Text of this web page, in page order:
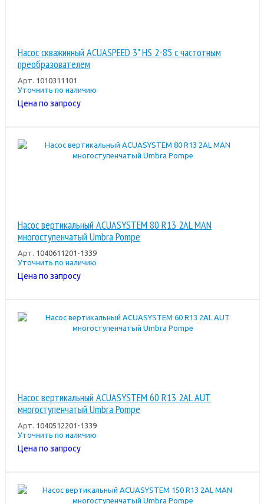
Насос скважинный ACUASPEED 3" HS 2-85 с частотным
преобразователем
Арт. 1010311101
Уточнить по наличию
Цена по запросу
Насос вертикальный ACUASYSTEM 80 R13 2AL MAN
многоступенчатый Umbra Pompe
Арт. 1040611201-1339
Уточнить по наличию
Цена по запросу
Насос вертикальный ACUASYSTEM 60 R13 2AL AUT
многоступенчатый Umbra Pompe
Арт. 1040512201-1339
Уточнить по наличию
Цена по запросу